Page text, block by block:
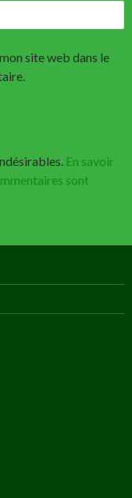
site web dans le
En savoir
sont